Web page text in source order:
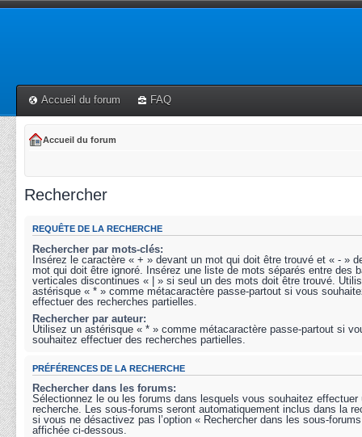
Accueil du forum FAQ
Accueil du forum
Rechercher
REQUÊTE DE LA RECHERCHE
Rechercher par mots-clés:
Insérez le caractère « + » devant un mot qui doit être trouvé et « - »
mot qui doit être ignoré. Insérez une liste de mots séparés entre des
verticales discontinues « | » si seul un des mots doit être trouvé.
astérisque « * » comme métacaractère passe-partout si vous
effectuer des recherches partielles.
Rechercher par auteur:
Utilisez un astérisque « * » comme métacaractère passe-partout si
souhaitez effectuer des recherches partielles.
PRÉFÉRENCES DE LA RECHERCHE
Rechercher dans les forums:
Sélectionnez le ou les forums dans lesquels vous souhaitez effectuer
recherche. Les sous-forums seront automatiquement inclus dans la
si vous ne désactivez pas l’option « Rechercher dans les sous-
affichée ci-dessous.